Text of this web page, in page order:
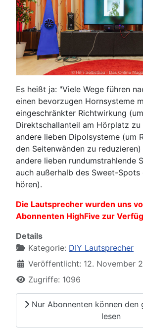
Es heißt ja: "Viele Wege führen
einen bevorzugen Hornsysteme
eingeschränkter Richtwirkung
Direktschallanteil am Hörplatz zu
andere lieben Dipolsysteme (um
den Seitenwänden zu
andere lieben rundumstrahlende
auch außerhalb des Sweet-Spots
hören).
Die Lautsprecher wurden uns
Abonnenten HighFive zur
Details
Kategorie: DIY Lautsprecher
Veröffentlicht: 12. November
Zugriffe: 1096
Nur Abonnenten können den
lesen